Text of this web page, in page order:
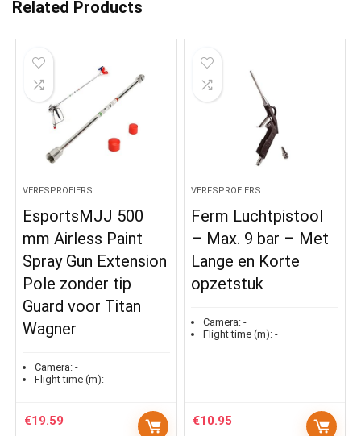
Related Products
VERFSPROEIERS
EsportsMJJ 500
mm Airless Paint
Spray Gun Extension
Pole zonder tip
Guard voor Titan
Wagner
Camera: -
Flight time (m): -
€19.59
VERFSPROEIERS
Ferm Luchtpistool
– Max. 9 bar – Met
Lange en Korte
opzetstuk
Camera: -
Flight time (m): -
€10.95